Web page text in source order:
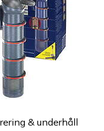
& underhåll